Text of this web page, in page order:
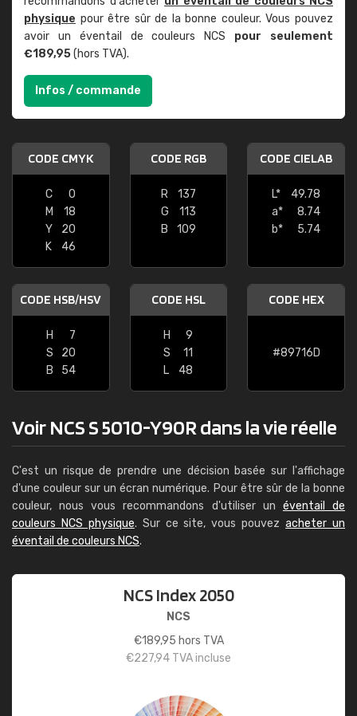
physique pour être sûr de la bonne couleur. Vous pouvez
avoir un éventail de couleurs NCS pour seulement
€189,95(hors TVA).
Infos / commande
CODE CMYK
C
0
M
18
Y
20
K
46
CODE RGB
R
137
G
113
B
109
CODE CIELAB
L*
49.78
a*
8.74
b*
5.74
CODE HSB/HSV
H
7
S
20
B
54
CODE HSL
H
9
S
11
L
48
CODE HEX
#89716D
Voir NCS S 5010-Y90R dans la vie réelle
C'est un risque de prendre une décision basée sur l'affichage
d'une couleur sur un écran numérique. Pour être sûr de la bonne
couleur, nous vous recommandons d'utiliser un éventail de
couleurs NCS physique. Sur ce site, vous pouvezacheter un
éventail de couleurs NCS.
NCS Index 2050
NCS
€189,95 hors TVA
€227,94 TVA incluse